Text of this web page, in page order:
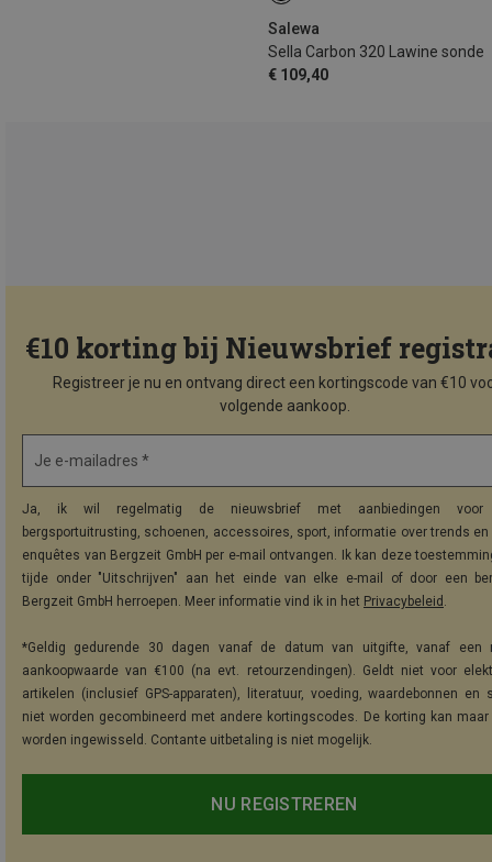
Salewa
Sella Carbon 320 Lawine sonde
€ 109,40
€10 korting bij Nieuwsbrief
Registreer je nu en ontvang direct een kortingscode van €10
volgende aankoop.
Je e-mailadres *
Ja, ik wil regelmatig de nieuwsbrief met aanbiedingen voor
bergsportuitrusting, schoenen, accessoires, sport, informatie over trends
enquêtes van Bergzeit GmbH per e-mail ontvangen. Ik kan deze
tijde onder "Uitschrijven" aan het einde van elke e-mail of door een
Bergzeit GmbH herroepen. Meer informatie vind ik in het Privacybeleid .
*Geldig gedurende 30 dagen vanaf de datum van uitgifte, vanaf een
aankoopwaarde van €100 (na evt. retourzendingen). Geldt niet voor
artikelen (inclusief GPS-apparaten), literatuur, voeding, waardebonnen en
niet worden gecombineerd met andere kortingscodes. De korting kan maar
worden ingewisseld. Contante uitbetaling is niet mogelijk.
NU REGISTREREN